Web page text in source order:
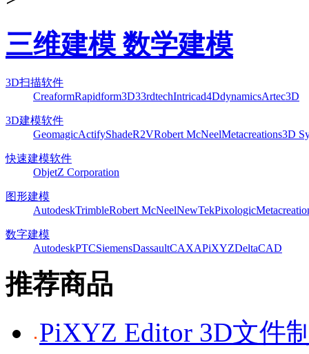
三维建模 数学建模
3D扫描软件
CreaformRapidform3D33rdtechIntricad4DdynamicsArtec3D
3D建模软件
GeomagicActifyShadeR2VRobert McNeelMetacreations3D
快速建模软件
ObjetZ Corporation
图形建模
AutodeskTrimbleRobert McNeelNewTekPixologic
数字建模
AutodeskPTCSiemensDassaultCAXAPiXYZDeltaCAD
推荐商品
PiXYZ Editor 3D文件